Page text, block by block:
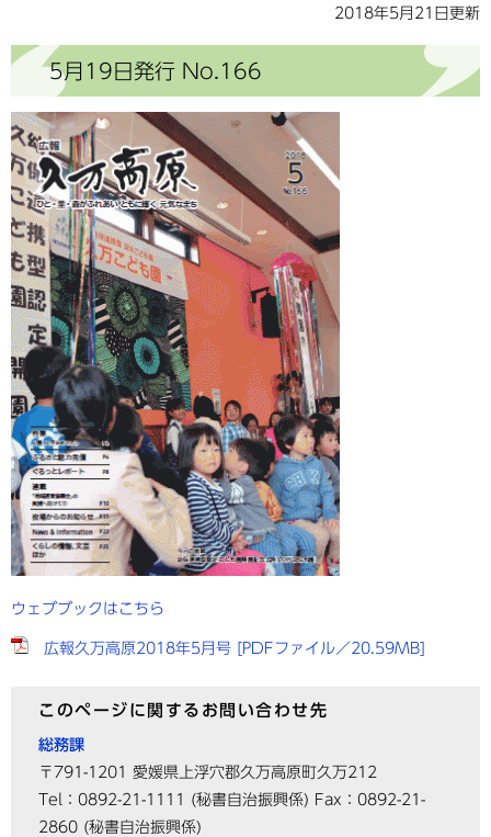
2018年5月21日更新
5月19日発行 No.166
ウェブブックはこちら
広報久万高原2018年5月号 [PDFファイル／20.59MB]
このページに関するお問い合わせ先
総務課
〒791-1201
愛媛県上浮穴郡久万高原町久万212
Tel：0892-21-1111
(秘書自治振興係) Fax：0892-21-
2860 (秘書自治振興係)